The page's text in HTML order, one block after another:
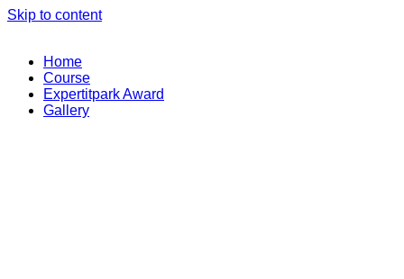
Skip to content
Home
Course
Expertitpark Award
Gallery